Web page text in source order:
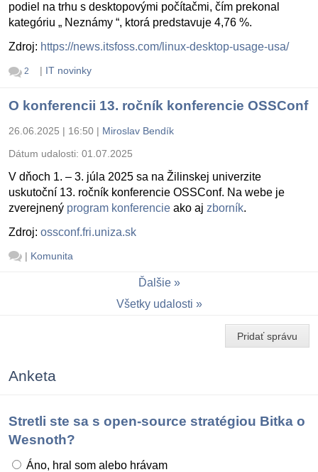
podiel na trhu s desktopovými počítačmi, čím prekonal
kategóriu „ Neznámy “, ktorá predstavuje 4,76 %.
Zdroj: https://news.itsfoss.com/linux-desktop-usage-usa/
2 | IT novinky
O konferencii 13. ročník konferencie OSSConf
26.06.2025 | 16:50 | Miroslav Bendík
Dátum udalosti: 01.07.2025
V dňoch 1. – 3. júla 2025 sa na Žilinskej univerzite
uskutoční 13. ročník konferencie OSSConf. Na webe je
zverejnený program konferencie ako aj zborník.
Zdroj: ossconf.fri.uniza.sk
| Komunita
Ďalšie
Všetky udalosti
Pridať správu
Anketa
Stretli ste sa s open-source stratégiou Bitka o
Wesnoth?
Áno, hral som alebo hrávam